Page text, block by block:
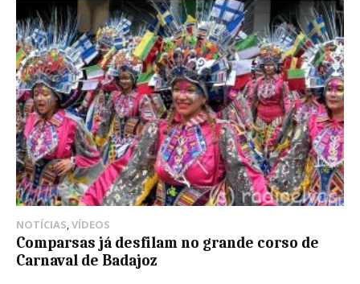
NOTÍCIAS,VÍDEOS
Comparsas já desfilam no grande corso de
Carnaval de Badajoz